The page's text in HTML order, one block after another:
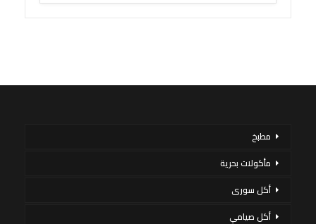
مطبخ
مأكولات بحرية
أكل سورى
أكل صيامي